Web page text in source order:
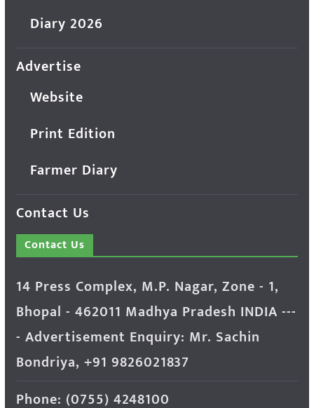
Diary 2026
Advertise
Website
Print Edition
Farmer Diary
Contact Us
Contact Us
14 Press Complex, M.P. Nagar, Zone - 1,
Bhopal - 462011 Madhya Pradesh INDIA ---
- Advertisement Enquiry: Mr. Sachin
Bondriya, +91 9826021837
Phone: (0755) 4248100